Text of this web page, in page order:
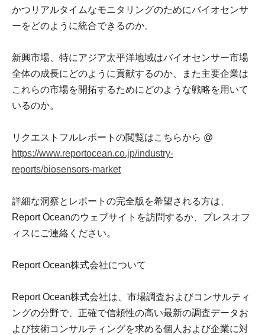
かつリアルタイムなモニタリングのためにバイオセンサ
ーをどのように統合できるのか。
新興市場、特にアジア太平洋地域はバイオセンサー市場
全体の成長にどのように貢献するのか、また主要企業は
これらの市場を開拓するためにどのような戦略を用いて
いるのか。
リクエストフルレポートの閲覧はこちらから @
https://www.reportocean.co.jp/industry-
reports/biosensors-market
詳細な洞察とレポートの完全版を希望される方は、
Report Oceanのウェブサイトを訪問するか、プレスオフ
ィスにご連絡ください。
Report Ocean株式会社について
Report Ocean株式会社は、市場調査およびコンサルティ
ングの分野で、正確で信頼性の高い最新の調査データお
よび技術コンサルティングを求める個人および企業に対